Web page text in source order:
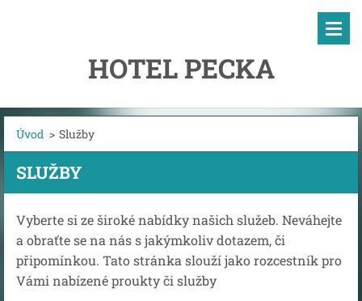
HOTEL PECKA
Úvod > Služby
SLUŽBY
Vyberte si ze široké nabídky našich služeb. Neváhejte
a obraťte se na nás s jakýmkoliv dotazem, či
připomínkou. Tato stránka slouží jako rozcestník pro
Vámi nabízené proukty či služby